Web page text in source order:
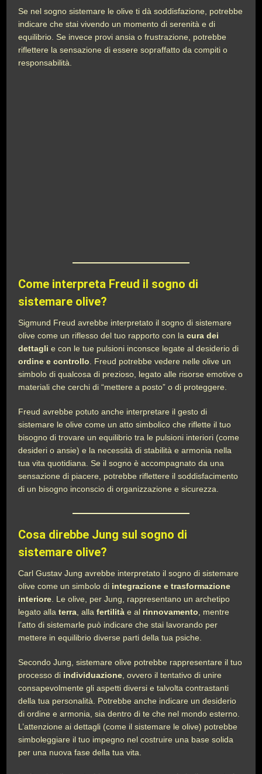
Se nel sogno sistemare le olive ti dà soddisfazione, potrebbe
indicare che stai vivendo un momento di serenità e di
equilibrio. Se invece provi ansia o frustrazione, potrebbe
riflettere la sensazione di essere sopraffatto da compiti o
responsabilità.
Come interpreta Freud il sogno di
sistemare olive?
Sigmund Freud avrebbe interpretato il sogno di sistemare
olive come un riflesso del tuo rapporto con lacura dei
dettagli e con le tue pulsioni inconsce legate al desiderio di
ordine e controllo . Freud potrebbe vedere nelle olive un
simbolo di qualcosa di prezioso, legato alle risorse emotive o
materiali che cerchi di “mettere a posto” o di proteggere.
Freud avrebbe potuto anche interpretare il gesto di
sistemare le olive come un atto simbolico che riflette il tuo
bisogno di trovare un equilibrio tra le pulsioni interiori (come
desideri o ansie) e la necessità di stabilità e armonia nella
tua vita quotidiana. Se il sogno è accompagnato da una
sensazione di piacere, potrebbe riflettere il soddisfacimento
di un bisogno inconscio di organizzazione e sicurezza.
Cosa direbbe Jung sul sogno di
sistemare olive?
Carl Gustav Jung avrebbe interpretato il sogno di sistemare
olive come un simbolo di integrazione e trasformazione
interiore . Le olive, per Jung, rappresentano un archetipo
legato allaterra , allafertilità e al rinnovamento , mentre
l’atto di sistemarle può indicare che stai lavorando per
mettere in equilibrio diverse parti della tua psiche.
Secondo Jung, sistemare olive potrebbe rappresentare il tuo
processo di individuazione , ovvero il tentativo di unire
consapevolmente gli aspetti diversi e talvolta contrastanti
della tua personalità. Potrebbe anche indicare un desiderio
di ordine e armonia, sia dentro di te che nel mondo esterno.
L’attenzione ai dettagli (come il sistemare le olive) potrebbe
simboleggiare il tuo impegno nel costruire una base solida
per una nuova fase della tua vita.